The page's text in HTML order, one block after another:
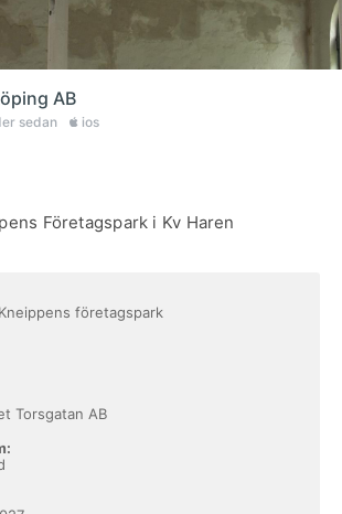
AB
sedan ios
Företagspark i Kv Haren
företagspark
Torsgatan AB